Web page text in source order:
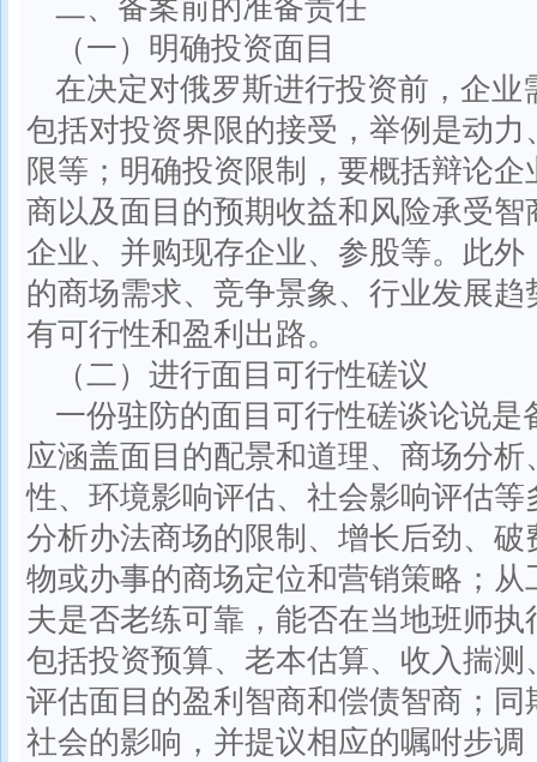
二、备案前的准备责任
（一）明确投资面目
在决定对俄罗斯进行投资前，企
包括对投资界限的接受，举例是动
限等；明确投资限制，要概括辩论
商以及面目的预期收益和风险承受
企业、并购现存企业、参股等。此
的商场需求、竞争景象、行业发展
有可行性和盈利出路。
（二）进行面目可行性磋议
一份驻防的面目可行性磋谈论说
应涵盖面目的配景和道理、商场分
性、环境影响评估、社会影响评估
分析办法商场的限制、增长后劲、
物或办事的商场定位和营销策略；
夫是否老练可靠，能否在当地班师
包括投资预算、老本估算、收入揣
评估面目的盈利智商和偿债智商；
社会的影响，并提议相应的嘱咐步